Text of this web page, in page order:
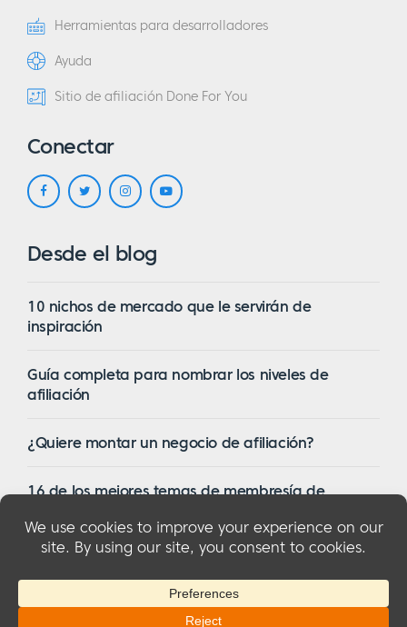
Herramientas para desarrolladores
Ayuda
Sitio de afiliación Done For You
Conectar
Desde el blog
10 nichos de mercado que le servirán de
inspiración
Guía completa para nombrar los niveles de
afiliación
¿Quiere montar un negocio de afiliación?
16 de los mejores temas de membresía de
© 2026 MemberMouse, LLCPolítica de privacidad
Condiciones generales